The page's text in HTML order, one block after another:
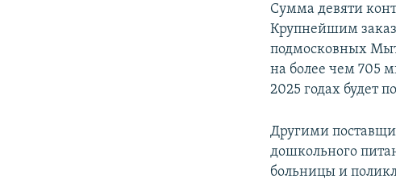
Сумма девяти
Крупнейшим
подмосковных
на более чем 705
2025 годах будет
Другими
дошкольного
больницы и